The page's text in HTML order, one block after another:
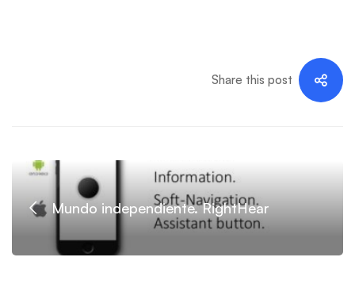
Share this post
Mundo independiente. RightHear